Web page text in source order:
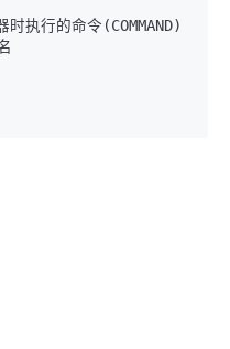
执行的命令(COMMAND)